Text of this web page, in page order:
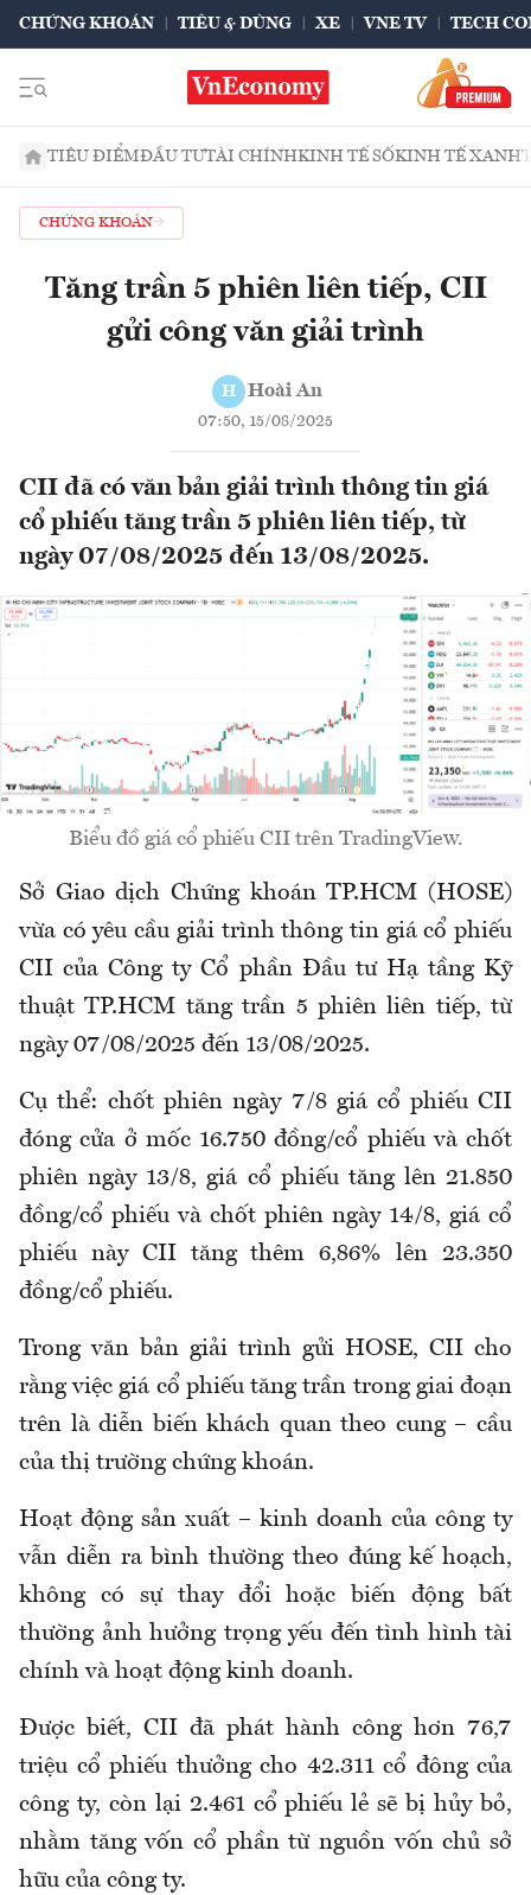
CHỨNG KHOÁN TIÊU & DÙNG XE VNE TV TECH
TIÊU ĐIỂMĐẦU TƯTÀI CHÍNHKINH TẾ SỐKINH TẾ XANH
CHỨNG KHOÁN
Tăng trần 5 phiên liên tiếp, CII
gửi công văn giải trình
H Hoài An
07:50, 15/08/2025
CII đã có văn bản giải trình thông tin giá
cổ phiếu tăng trần 5 phiên liên tiếp, từ
ngày 07/08/2025 đến 13/08/2025.
Biểu đồ giá cổ phiếu CII trên TradingView.
Sở Giao dịch Chứng khoán TP.HCM (HOSE)
vừa có yêu cầu giải trình thông tin giá cổ phiếu
CII của Công ty Cổ phần Đầu tư Hạ tầng Kỹ
thuật TP.HCM tăng trần 5 phiên liên tiếp, từ
ngày 07/08/2025 đến 13/08/2025.
Cụ thể: chốt phiên ngày 7/8 giá cổ phiếu CII
đóng cửa ở mốc 16.750 đồng/cổ phiếu và chốt
phiên ngày 13/8, giá cổ phiếu tăng lên 21.850
đồng/cổ phiếu và chốt phiên ngày 14/8, giá cổ
phiếu này CII tăng thêm 6,86% lên 23.350
đồng/cổ phiếu.
Trong văn bản giải trình gửi HOSE, CII cho
rằng việc giá cổ phiếu tăng trần trong giai đoạn
trên là diễn biến khách quan theo cung – cầu
của thị trường chứng khoán.
Hoạt động sản xuất – kinh doanh của công ty
vẫn diễn ra bình thường theo đúng kế hoạch,
không có sự thay đổi hoặc biến động bất
thường ảnh hưởng trọng yếu đến tình hình tài
chính và hoạt động kinh doanh.
Được biết, CII đã phát hành công hơn 76,7
triệu cổ phiếu thưởng cho 42.311 cổ đông của
công ty, còn lại 2.461 cổ phiếu lẻ sẽ bị hủy bỏ,
nhằm tăng vốn cổ phần từ nguồn vốn chủ sở
hữu của công ty.